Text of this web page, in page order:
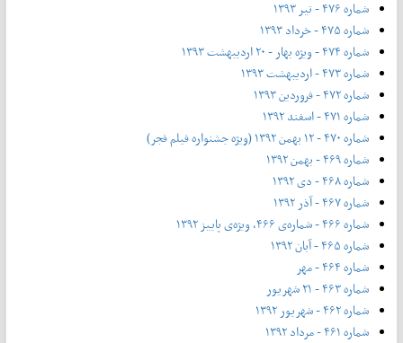
شماره ۴۷۶ - تیر ۱۳۹۳
شماره ۴۷۵ - خرداد ۱۳۹۳
شماره ۴۷۴ - ویژه بهار - ۲۰ اردیبهشت ۱۳۹۳
شماره ۴۷۳ - اردیبهشت ۱۳۹۳
شماره ۴۷۲ - فروردین ۱۳۹۳
شماره ۴۷۱ - اسفند ۱۳۹۲
شماره ۴۷۰ - ۱۲ بهمن ۱۳۹۲ (ویژه جشنواره فیلم فجر)
شماره ۴۶۹ - بهمن ۱۳۹۲
شماره ۴۶۸ - دی ۱۳۹۲
شماره ۴۶۷ - آذر ۱۳۹۲
شماره ۴۶۶ - شماره‌ی ۴۶۶، ویژه‌ی پاییز ۱۳۹۲
شماره ۴۶۵ - آبان ۱۳۹۲
شماره ۴۶۴ - مهر
شماره ۴۶۳ - ۲۱ شهریور
شماره ۴۶۲ - شهریور ۱۳۹۲
شماره ۴۶۱ - مرداد ۱۳۹۲